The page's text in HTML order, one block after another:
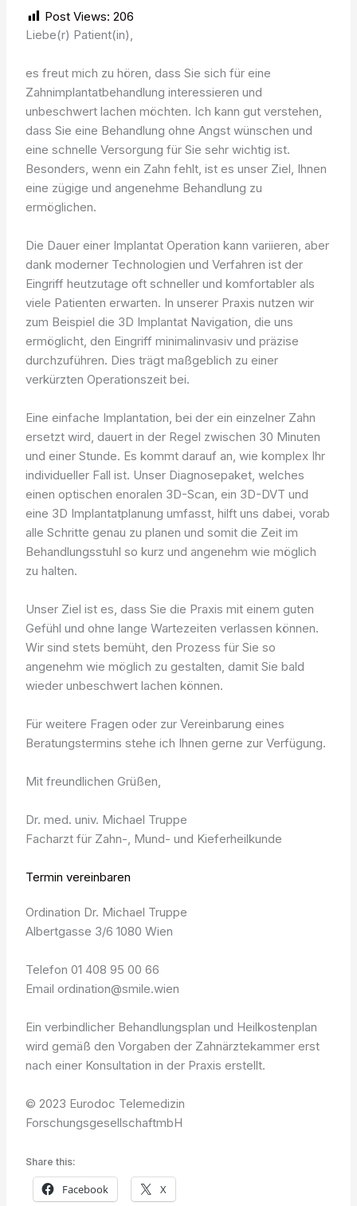
Post Views: 206
Liebe(r) Patient(in),
es freut mich zu hören, dass Sie sich für eine
Zahnimplantatbehandlung interessieren und
unbeschwert lachen möchten. Ich kann gut verstehen,
dass Sie eine Behandlung ohne Angst wünschen und
eine schnelle Versorgung für Sie sehr wichtig ist.
Besonders, wenn ein Zahn fehlt, ist es unser Ziel, Ihnen
eine zügige und angenehme Behandlung zu
ermöglichen.
Die Dauer einer Implantat Operation kann variieren, aber
dank moderner Technologien und Verfahren ist der
Eingriff heutzutage oft schneller und komfortabler als
viele Patienten erwarten. In unserer Praxis nutzen wir
zum Beispiel die 3D Implantat Navigation, die uns
ermöglicht, den Eingriff minimalinvasiv und präzise
durchzuführen. Dies trägt maßgeblich zu einer
verkürzten Operationszeit bei.
Eine einfache Implantation, bei der ein einzelner Zahn
ersetzt wird, dauert in der Regel zwischen 30 Minuten
und einer Stunde. Es kommt darauf an, wie komplex Ihr
individueller Fall ist. Unser Diagnosepaket, welches
einen optischen enoralen 3D-Scan, ein 3D-DVT und
eine 3D Implantatplanung umfasst, hilft uns dabei, vorab
alle Schritte genau zu planen und somit die Zeit im
Behandlungsstuhl so kurz und angenehm wie möglich
zu halten.
Unser Ziel ist es, dass Sie die Praxis mit einem guten
Gefühl und ohne lange Wartezeiten verlassen können.
Wir sind stets bemüht, den Prozess für Sie so
angenehm wie möglich zu gestalten, damit Sie bald
wieder unbeschwert lachen können.
Für weitere Fragen oder zur Vereinbarung eines
Beratungstermins stehe ich Ihnen gerne zur Verfügung.
Mit freundlichen Grüßen,
Dr. med. univ. Michael Truppe
Facharzt für Zahn-, Mund- und Kieferheilkunde
Termin vereinbaren
Ordination Dr. Michael Truppe
Albertgasse 3/6 1080 Wien
Telefon 01 408 95 00 66
Email ordination@smile.wien
Ein verbindlicher Behandlungsplan und Heilkostenplan
wird gemäß den Vorgaben der Zahnärztekammer erst
nach einer Konsultation in der Praxis erstellt.
© 2023 Eurodoc Telemedizin
ForschungsgesellschaftmbH
Share this:
Facebook X